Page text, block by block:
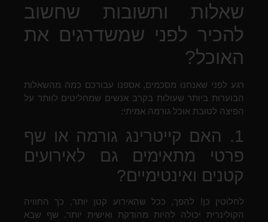
שאלות ותשובות שחשוב
להכיר לפני שמשדרגים את
האוכל?
רגע לפני שאנחנו מסכמים, אספנו עבורכם כמה מהשאלות
הבוערות ביותר שעולות בקרב אנשים שמחליטים לוותר על
הפיצה לטובת אוכל גורמה אמיתי:
1. האם קייטרינג גורמה או שף
פרטי מתאימים גם לאירועים
קטנים ואינטימיים?
לחלוטין כן! להפך, ככל שהאירוע קטן יותר, כך החוויה
הקולינרית יכולה להיות מהודקת ואישית יותר. שף שבא